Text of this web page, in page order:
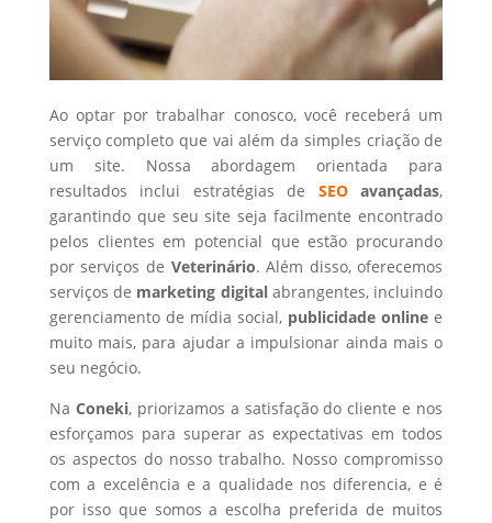
Ao optar por trabalhar conosco, você receberá um
serviço completo que vai além da simples criação de
um site. Nossa abordagem orientada para
resultados inclui estratégias de SEOavançadas,
garantindo que seu site seja facilmente encontrado
pelos clientes em potencial que estão procurando
por serviços de Veterinário. Além disso, oferecemos
serviços de marketing digital abrangentes, incluindo
gerenciamento de mídia social, publicidade online e
muito mais, para ajudar a impulsionar ainda mais o
seu negócio.
Na Coneki, priorizamos a satisfação do cliente e nos
esforçamos para superar as expectativas em todos
os aspectos do nosso trabalho. Nosso compromisso
com a excelência e a qualidade nos diferencia, e é
por isso que somos a escolha preferida de muitos